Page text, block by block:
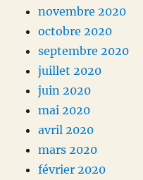
novembre 2020
octobre 2020
septembre 2020
juillet 2020
juin 2020
mai 2020
avril 2020
mars 2020
février 2020